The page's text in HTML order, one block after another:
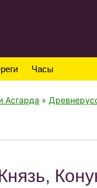
Часы
Асгарда »